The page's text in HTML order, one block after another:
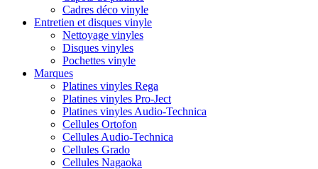
Cadres déco vinyle
Entretien et disques vinyle
Nettoyage vinyles
Disques vinyles
Pochettes vinyle
Marques
Platines vinyles Rega
Platines vinyles Pro-Ject
Platines vinyles Audio-Technica
Cellules Ortofon
Cellules Audio-Technica
Cellules Grado
Cellules Nagaoka